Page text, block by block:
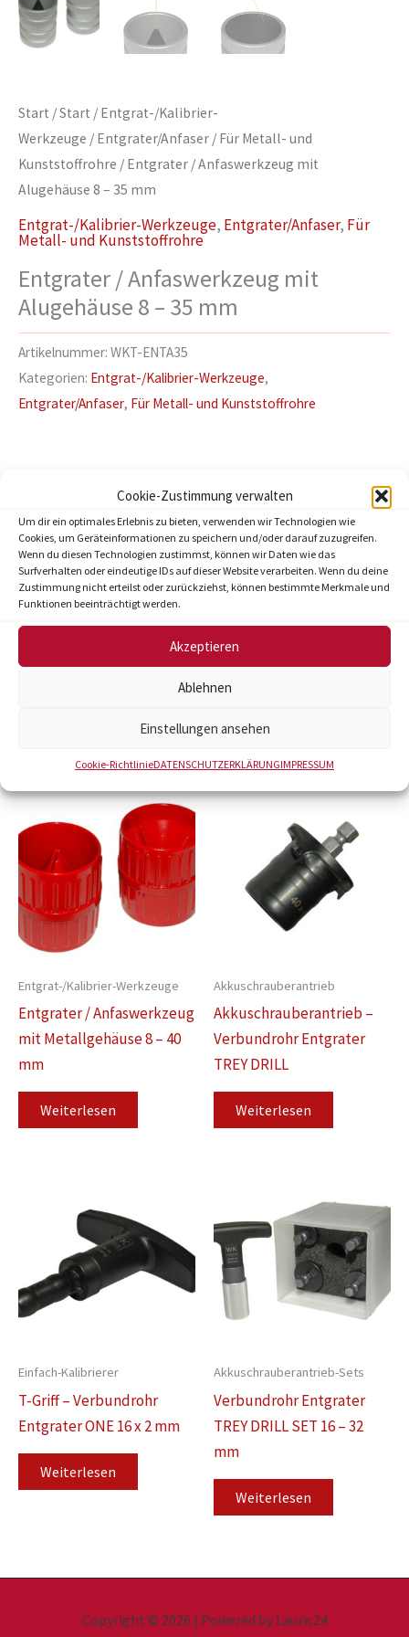
Cookie-Zustimmung verwalten
Um dir ein optimales Erlebnis zu bieten, verwenden wir Technologien wie
Cookies, um Geräteinformationen zu speichern und/oder darauf zuzugreifen.
Wenn du diesen Technologien zustimmst, können wir Daten wie das
Surfverhalten oder eindeutige IDs auf dieser Website verarbeiten. Wenn du deine
Zustimmung nicht erteilst oder zurückziehst, können bestimmte Merkmale und
Funktionen beeinträchtigt werden.
Akzeptieren
Ablehnen
Einstellungen ansehen
Cookie-RichtlinieDATENSCHUTZERKLÄRUNGIMPRESSUM
Start /Start / Entgrat-/Kalibrier-
Werkzeuge / Entgrater/Anfaser / Für Metall- und
Kunststoffrohre / Entgrater / Anfaswerkzeug mit
Alugehäuse 8 – 35 mm
Entgrat-/Kalibrier-Werkzeuge, Entgrater/Anfaser, Für
Metall- und Kunststoffrohre
Entgrater / Anfaswerkzeug mit
Alugehäuse 8 – 35 mm
Artikelnummer: WKT-ENTA35
Kategorien: Entgrat-/Kalibrier-Werkzeuge,
Entgrater/Anfaser, Für Metall- und Kunststoffrohre
Hochpräzises schweres Aluminiumgehäuse.
Gehärtete und geschliffene Schneiden.
Industriebewährt.
Funktionen über mehrere Nennweiten.
2 Entgratfunktionen (Rohrinnen und
Ähnliche Produkte
Entgrat-/Kalibrier-Werkzeuge
Entgrater / Anfaswerkzeug
mit Metallgehäuse 8 – 40
mm
Weiterlesen
Akkuschrauberantrieb
Akkuschrauberantrieb –
Verbundrohr Entgrater
TREY DRILL
Weiterlesen
Einfach-Kalibrierer
T-Griff – Verbundrohr
Entgrater ONE 16 x 2 mm
Weiterlesen
Akkuschrauberantrieb-Sets
Verbundrohr Entgrater
TREY DRILL SET 16 – 32
mm
Weiterlesen
Copyright © 2026 | Powered by Lauric24